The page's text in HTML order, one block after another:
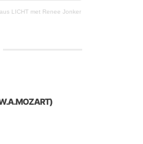
LICHT met Renee Jonker